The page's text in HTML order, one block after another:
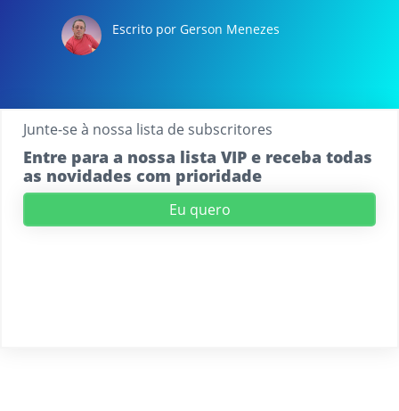
Escrito por Gerson Menezes
Junte-se à nossa lista de subscritores
Entre para a nossa lista VIP e receba todas
as novidades com prioridade
Eu quero